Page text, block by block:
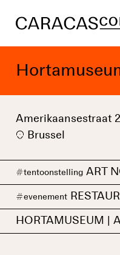
Amerikaansestraat
Brussel
#tentoonstelling ART
#evenement
HORTAMUSEUM |